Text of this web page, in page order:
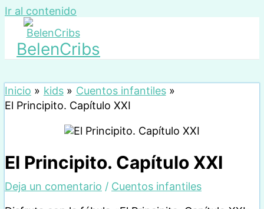
Ir al contenido
BelenCribs
Inicio kids
Cuentos infantiles
El Principito. Capítulo XXI
El Principito. Capítulo XXI
Deja un comentario / Cuentos infantiles